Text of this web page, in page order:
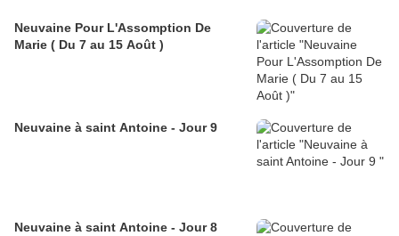
Neuvaine Pour L'Assomption De
Marie ( Du 7 au 15 Août )
Neuvaine à saint Antoine - Jour 9
Neuvaine à saint Antoine - Jour 8